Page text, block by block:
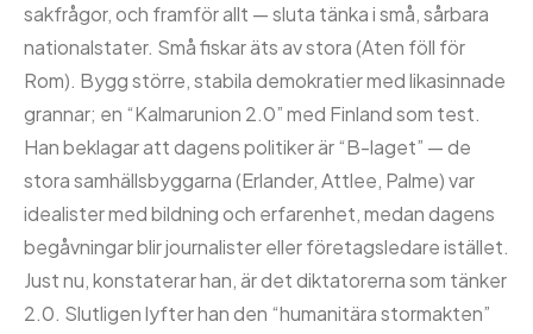
sakfrågor, och framför allt — sluta tänka i små, sårbara
nationalstater. Små fiskar äts av stora (Aten föll för
Rom). Bygg större, stabila demokratier med likasinnade
grannar; en “Kalmarunion 2.0” med Finland som test.
Han beklagar att dagens politiker är “B-laget” — de
stora samhällsbyggarna (Erlander, Attlee, Palme) var
idealister med bildning och erfarenhet, medan dagens
begåvningar blir journalister eller företagsledare istället.
Just nu, konstaterar han, är det diktatorerna som tänker
2.0. Slutligen lyfter han den “humanitära stormakten”